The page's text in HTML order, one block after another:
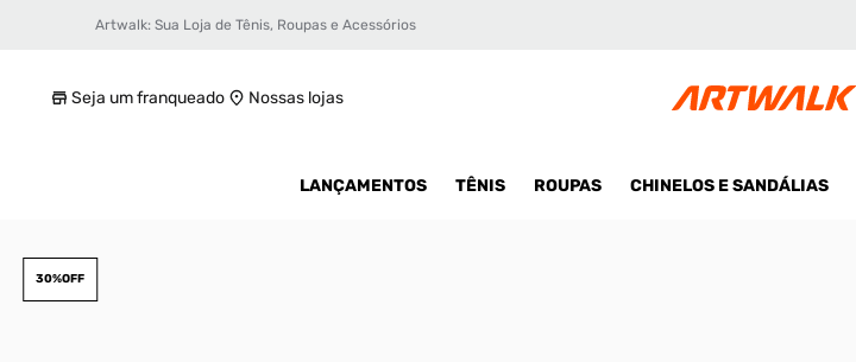
Artwalk: Sua Loja de Tênis, Roupas e Acessórios
Seja um franqueado Nossas lojas
LANÇAMENTOS TÊNIS ROUPAS CHINELOS E SANDÁLIAS
30%OFF
Tênis Jordan Flight Court Masculino